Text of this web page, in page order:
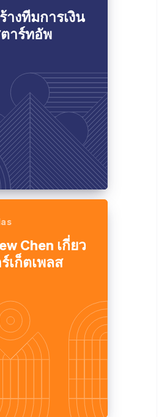
างทีมการเงิน
าร์ทอัพ
Chen เกี่ยว
เก็ตเพลส